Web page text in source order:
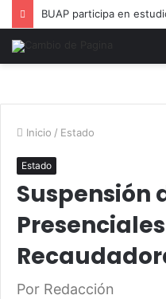
BUAP participa en
Inicio / Estado
Estado
Suspensión
Por Redacción